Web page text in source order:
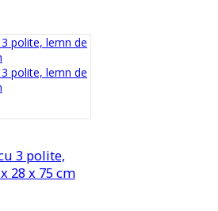
3 polite,
28 x 75 cm